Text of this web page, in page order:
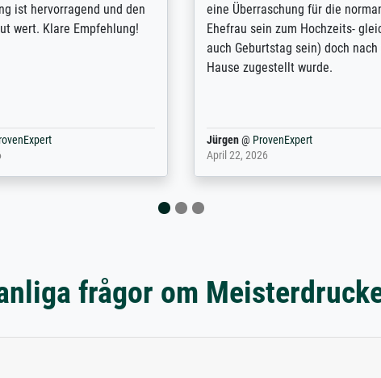
Bild. Das habe ich bei
Bei der Auswahl der
...
Kontrast und Weiteres. Sehr
Kontaktperson per Mail. Das
Kunstdruck) wurde sehr gut
sehr starke Papprolle mit
Anonym@ProvenExpert
August 12, 2025
frågor om